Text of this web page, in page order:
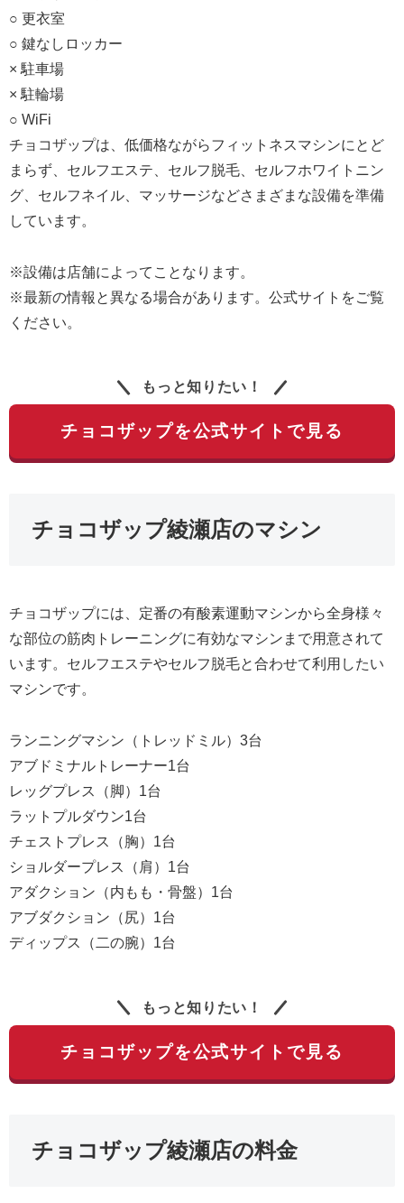
○ 更衣室
○ 鍵なしロッカー
× 駐車場
× 駐輪場
○ WiFi
チョコザップは、低価格ながらフィットネスマシンにとど
まらず、セルフエステ、セルフ脱毛、セルフホワイトニン
グ、セルフネイル、マッサージなどさまざまな設備を準備
しています。
※設備は店舗によってことなります。
※最新の情報と異なる場合があります。公式サイトをご覧
ください。
もっと知りたい！
チョコザップを公式サイトで見る
チョコザップ綾瀬店のマシン
チョコザップには、定番の有酸素運動マシンから全身様々
な部位の筋肉トレーニングに有効なマシンまで用意されて
います。セルフエステやセルフ脱毛と合わせて利用したい
マシンです。
ランニングマシン（トレッドミル）3台
アブドミナルトレーナー1台
レッグプレス（脚）1台
ラットプルダウン1台
チェストプレス（胸）1台
ショルダープレス（肩）1台
アダクション（内もも・骨盤）1台
アブダクション（尻）1台
ディップス（二の腕）1台
もっと知りたい！
チョコザップを公式サイトで見る
チョコザップ綾瀬店の料金